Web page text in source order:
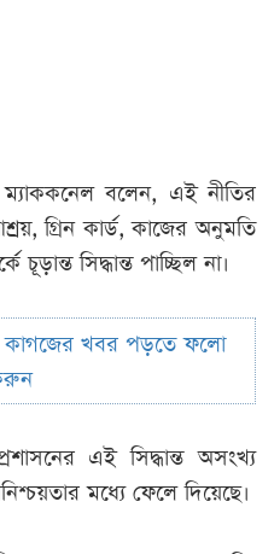
ম্যাককনেল বলেন, এই নীতির
গ্রিন কার্ড, কাজের অনুমতি
সিদ্ধান্ত পাচ্ছিল না।
খবর পড়তে ফলো
এই সিদ্ধান্ত অসংখ্য
মধ্যে ফেলে দিয়েছে।